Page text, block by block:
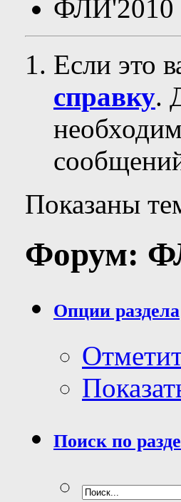
ФЛИ'2010
Если это
справку.
Показаны
Форум:
Опции раздела
Поиск по